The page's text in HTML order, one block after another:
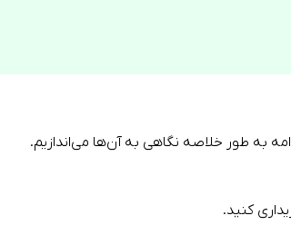
به طور خلاصه نگاهی به آن‌ها می‌اندازیم.
کنید.